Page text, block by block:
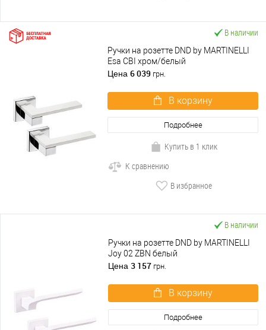
В наличии
Ручки на розетте DND by MARTINELLI
Esa CBI хром/белый
Цена 6 039 грн.
В корзину
Подробнее
Купить в 1 клик
К сравнению
В избранное
В наличии
Ручки на розетте DND by MARTINELLI
Joy 02 ZBN белый
Цена 3 157 грн.
В корзину
Подробнее